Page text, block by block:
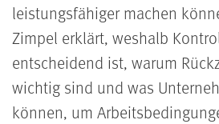
leistungsfähiger machen
Zimpel erklärt, weshalb
entscheidend ist, warum
wichtig sind und was
können, um